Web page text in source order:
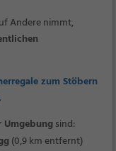
Andere nimmt,
zum Stöbern
.
Umgebungsind:
(0,9 km entfernt)